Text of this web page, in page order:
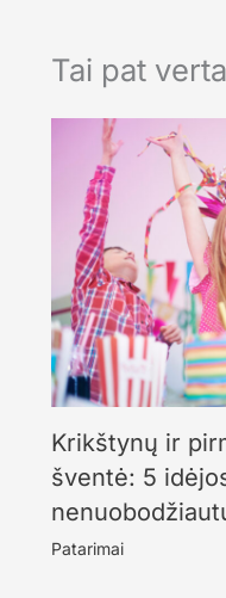
Tai pat
Krikštynų ir
šventė: 5
Patarimai